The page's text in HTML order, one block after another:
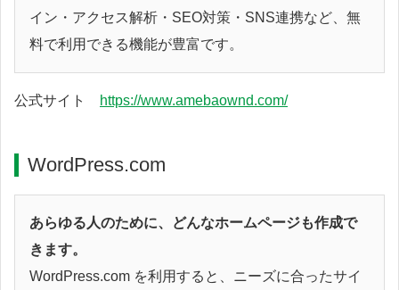
イン・アクセス解析・SEO対策・SNS連携など、無
料で利用できる機能が豊富です。
公式サイト https://www.amebaownd.com/
WordPress.com
あらゆる人のために、どんなホームページも作成で
きます。
WordPress.com を利用すると、ニーズに合ったサイ